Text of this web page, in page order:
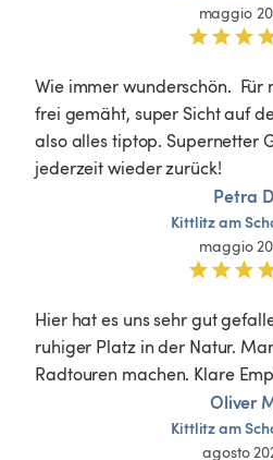
maggio
Wie immer wunderschön.
frei gemäht, super Sicht auf
also alles tiptop. Supernetter
jederzeit wieder zurück!
Petra D
Kittlitzam
maggio
Hier hat es uns sehr gut
ruhiger Platz in der Natur.
Radtouren machen. Klare
Oliver
Kittlitzam
agosto